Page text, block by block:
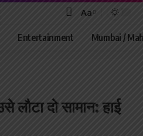
Font
Resizer
Aa
Entertainment Mumbai /
लौटा दो सामान: हाई